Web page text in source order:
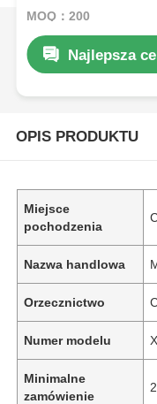
świetle
MOQ：200
Najlepsza
OPIS PRODUKTU
Miejsce
pochodzenia
Nazwa handlowa
Orzecznictwo
Numer modelu
Minimalne
zamówienie